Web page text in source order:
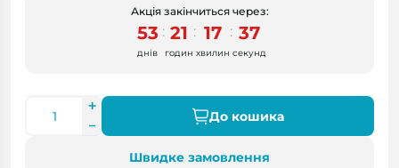
Акція закінчиться через:
53
днів
: 21
годин
: 17
хвилин
: 37
секунд
До кошика
Швидке замовлення